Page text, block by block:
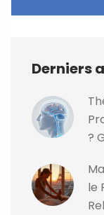
Derniers
?
le